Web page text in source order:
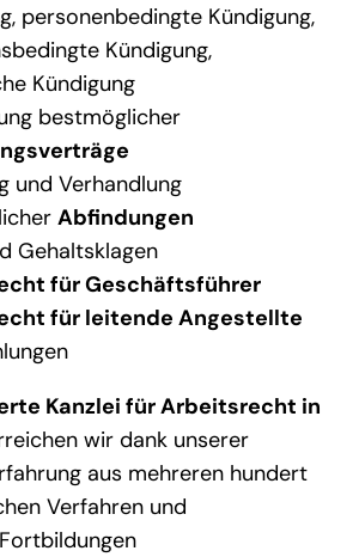
personenbedingte Kündigung,
Kündigung,
Kündigung
bestmöglicher
und Verhandlung
Abfindungen
Gehaltsklagen
für Geschäftsführer
für leitende Angestellte
Kanzlei für Arbeitsrecht in
wir dank unserer
aus mehreren hundert
Verfahren und